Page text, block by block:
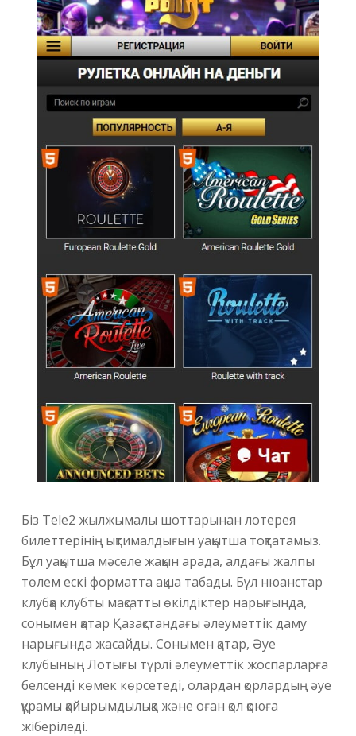
Біз Tele2 жылжымалы шоттарынан лотерея
билеттерінің ықтималдығын уақытша тоқтатамыз.
Бұл уақытша мәселе жақын арада, алдағы жалпы
төлем ескі форматта ақша табады. Бұл нюанстар
клубқа клубты мақсатты өкілдіктер нарығында,
сонымен қатар Қазақстандағы әлеуметтік даму
нарығында жасайды. Сонымен қатар, Әуе
клубының Лотығы түрлі әлеуметтік жоспарларға
белсенді көмек көрсетеді, олардан қорлардың әуе
құрамы қайырымдылыққа және оған қол қоюға
жіберіледі.